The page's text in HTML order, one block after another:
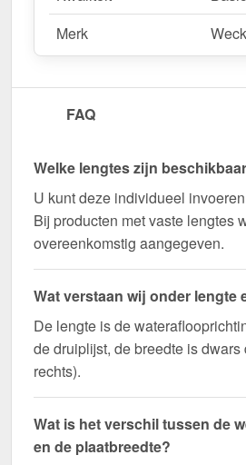
Merk
FAQ
Welke lengtes zijn
U kunt deze individueel invoeren
Bij producten met vaste lengtes
overeenkomstig aangegeven.
Wat verstaan wij onder lengte
De lengte is de
de druiplijst, de breedte is
rechts).
Wat is het verschil tussen de
en de plaatbreedte?